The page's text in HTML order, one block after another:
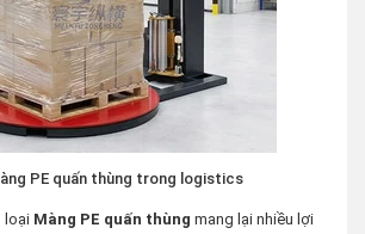
PE quấn thùng trong logistics
loại Màng PE quấn thùng mang lại nhiều lợi